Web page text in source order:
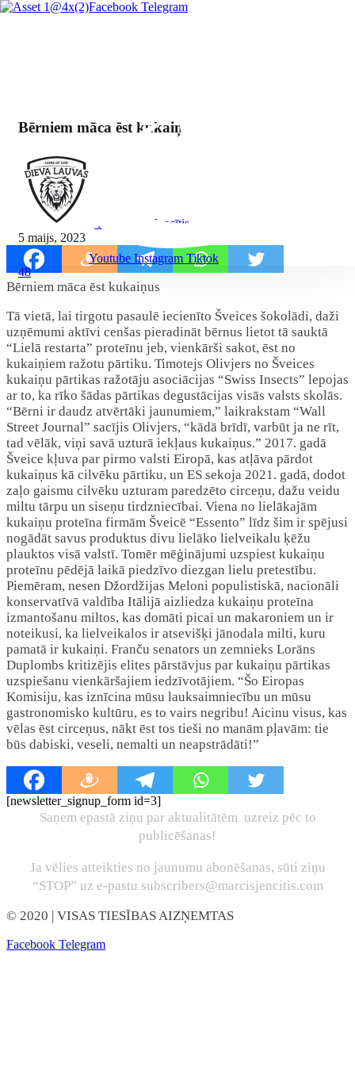
Facebook Telegram
Youtube Instagram Tiktok
Bērniem māca ēst kukaiņus
By Mārcis Jencītis
5 maijs, 2023
48
Bērniem māca ēst kukaiņus
Tā vietā, lai tirgotu pasaulē iecienīto Šveices šokolādi, daži
uzņēmumi aktīvi cenšas pieradināt bērnus lietot tā sauktā
“Lielā restarta” proteīnu jeb, vienkārši sakot, ēst no
kukaiņiem ražotu pārtiku. Timotejs Olivjers no Šveices
kukaiņu pārtikas ražotāju asociācijas “Swiss Insects” lepojas
ar to, ka rīko šādas pārtikas degustācijas visās valsts skolās.
“Bērni ir daudz atvērtāki jaunumiem,” laikrakstam “Wall
Street Journal” sacījis Olivjers, “kādā brīdī, varbūt ja ne rīt,
tad vēlāk, viņi savā uzturā iekļaus kukaiņus.” 2017. gadā
Šveice kļuva par pirmo valsti Eiropā, kas atļāva pārdot
kukaiņus kā cilvēku pārtiku, un ES sekoja 2021. gadā, dodot
zaļo gaismu cilvēku uzturam paredzēto circeņu, dažu veidu
miltu tārpu un siseņu tirdzniecībai. Viena no lielākajām
kukaiņu proteīna firmām Šveicē “Essento” līdz šim ir spējusi
nogādāt savus produktus divu lielāko lielveikalu ķēžu
plauktos visā valstī. Tomēr mēģinājumi uzspiest kukaiņu
proteīnu pēdējā laikā piedzīvo diezgan lielu pretestību.
Piemēram, nesen Džordžijas Meloni populistiskā, nacionāli
konservatīvā valdība Itālijā aizliedza kukaiņu proteīna
izmantošanu miltos, kas domāti picai un makaroniem un ir
noteikusi, ka lielveikalos ir atsevišķi jānodala milti, kuru
pamatā ir kukaiņi. Franču senators un zemnieks Lorāns
Duplombs kritizējis elites pārstāvjus par kukaiņu pārtikas
uzspiešanu vienkāršajiem iedzīvotājiem. “Šo Eiropas
Komisiju, kas iznīcina mūsu lauksaimniecību un mūsu
gastronomisko kultūru, es to vairs negribu! Aicinu visus, kas
vēlas ēst circeņus, nākt ēst tos tieši no manām pļavām: tie
būs dabiski, veseli, nemalti un neapstrādāti!”
[newsletter_signup_form id=3]
Saņem epastā ziņu par aktualitātēm uzreiz pēc to
publicēšanas!
Ja vēlies atteikties no jaunumu abonēšanas, sūti ziņu
“STOP” uz e-pastu subscribers@marcisjencitis.com
© 2020 | VISAS TIESĪBAS AIZŅEMTAS
Facebook Telegram